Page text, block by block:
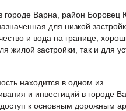
городе Варна, район Боровец
для низкой
и вода на границе,
жилой застройки, так и для
находится в одном из
и инвестиций в городе
к основным дорожным